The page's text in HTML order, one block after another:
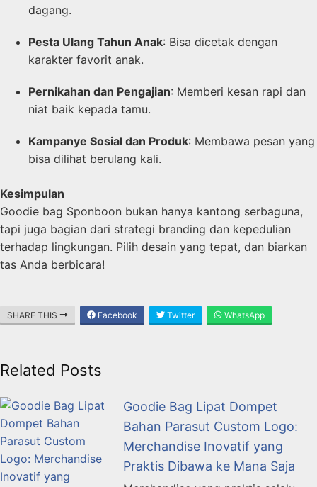
dagang.
Pesta Ulang Tahun Anak: Bisa dicetak dengan
karakter favorit anak.
Pernikahan dan Pengajian: Memberi kesan rapi dan
niat baik kepada tamu.
Kampanye Sosial dan Produk: Membawa pesan yang
bisa dilihat berulang kali.
Kesimpulan
Goodie bag Sponboon bukan hanya kantong serbaguna,
tapi juga bagian dari strategi branding dan kepedulian
terhadap lingkungan. Pilih desain yang tepat, dan biarkan
tas Anda berbicara!
SHARE THIS Facebook Twitter WhatsApp
Related Posts
Goodie Bag Lipat Dompet
Bahan Parasut Custom Logo:
Merchandise Inovatif yang
Praktis Dibawa ke Mana Saja